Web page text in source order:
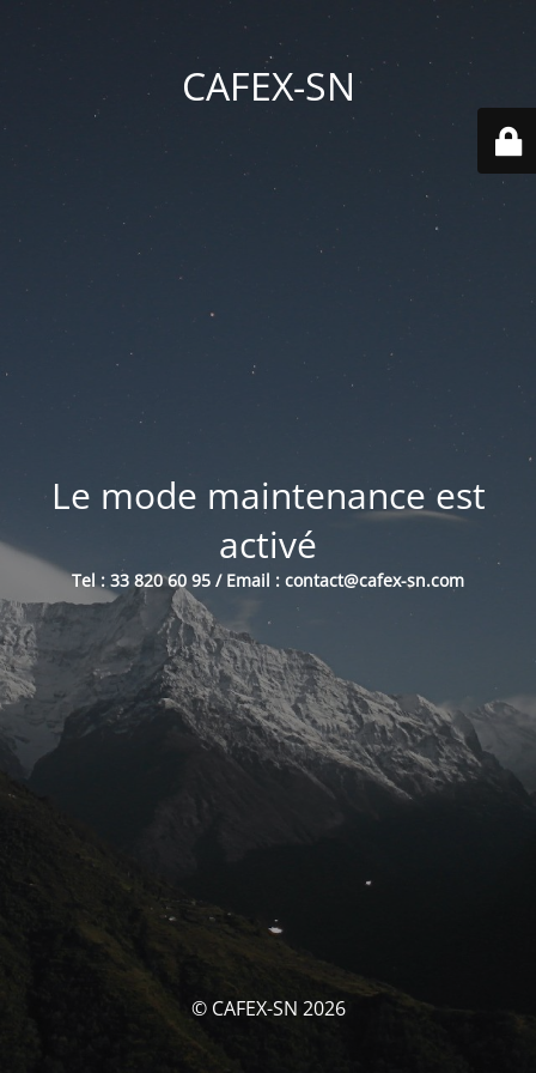
CAFEX-SN
Le mode maintenance est
activé
Tel : 33 820 60 95 / Email : contact@cafex-sn.com
© CAFEX-SN 2026